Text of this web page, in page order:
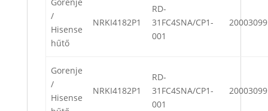
/
Hisense
hűtő
NRKI4182P1
RD-
31FC4SNA/CP1-
001
20003099
Gorenje
/
Hisense
NRKI4182P1
RD-
31FC4SNA/CP1-
001
20003099